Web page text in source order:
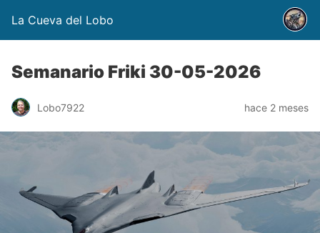
La Cueva del Lobo
Semanario Friki 30-05-2026
Lobo7922 hace 2 meses